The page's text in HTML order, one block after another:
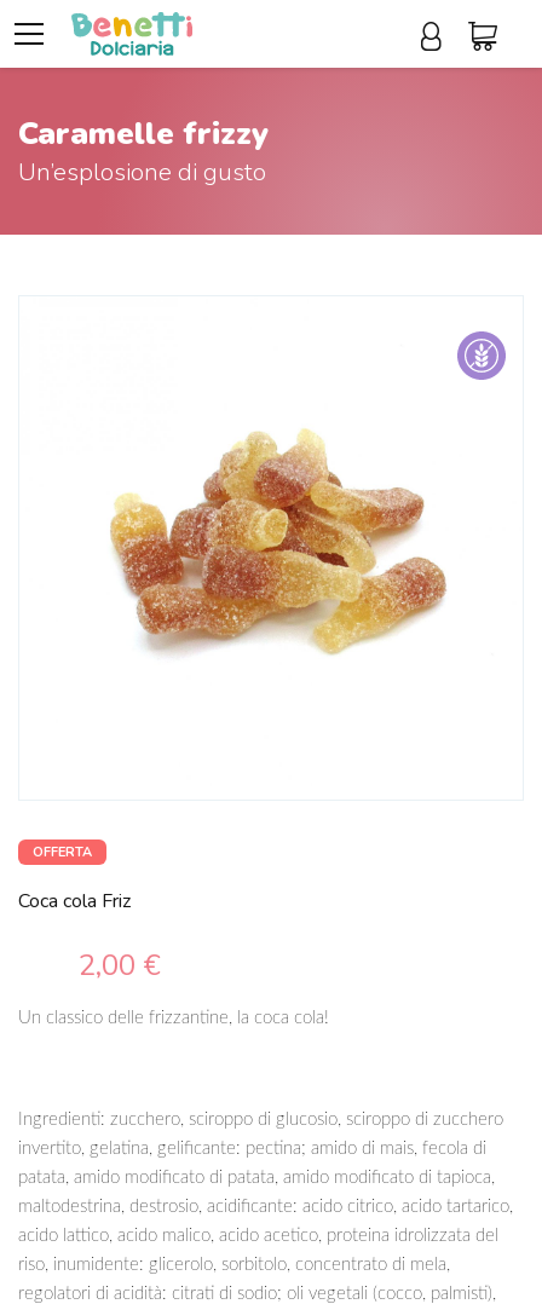
Caramelle frizzy
Un’esplosione di gusto
OFFERTA
Coca cola Friz
2,00 €
Un classico delle frizzantine, la coca cola!
Ingredienti: zucchero, sciroppo di glucosio, sciroppo di zucchero
invertito, gelatina, gelificante: pectina; amido di mais, fecola di
patata, amido modificato di patata, amido modificato di tapioca,
maltodestrina, destrosio, acidificante: acido citrico, acido tartarico,
acido lattico, acido malico, acido acetico, proteina idrolizzata del
riso, inumidente: glicerolo, sorbitolo, concentrato di mela,
regolatori di acidità: citrati di sodio; oli vegetali (cocco, palmisti),